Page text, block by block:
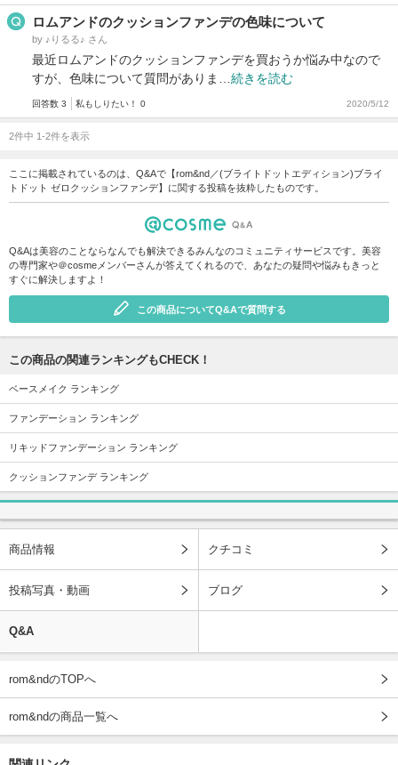
ロムアンドのクッションファンデの色味について
by ♪りるる♪ さん
最近ロムアンドのクッションファンデを買おうか悩み中なので
すが、色味について質問がありま… 続きを読む
回答数 3 私もしりたい！ 0 2020/5/12
2件中 1-2件を表示
ここに掲載されているのは、Q&Aで【rom&nd／(ブライトドットエディション)ブライ
トドット ゼロクッションファンデ】に関する投稿を抜粋したものです。
Q&Aは美容のことならなんでも解決できるみんなのコミュニティサービスです。美容
の専門家や＠cosmeメンバーさんが答えてくれるので、あなたの疑問や悩みもきっと
すぐに解決しますよ！
この商品についてQ&Aで質問する
この商品の関連ランキングもCHECK！
ベースメイク ランキング
ファンデーション ランキング
リキッドファンデーション ランキング
クッションファンデ ランキング
商品情報 クチコミ
投稿写真・動画 ブログ
Q&A
rom&ndのTOPへ
rom&ndの商品一覧へ